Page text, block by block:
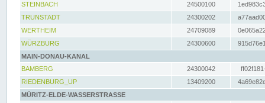
STEINBACH
24500100
TRUNSTADT
24300202
WERTHEIM
24709089
WÜRZBURG
24300600
MAIN-DONAU-KANAL
BAMBERG
24300042
RIEDENBURG_UP
13409200
MÜRITZ-ELDE-WASSERSTRASSE